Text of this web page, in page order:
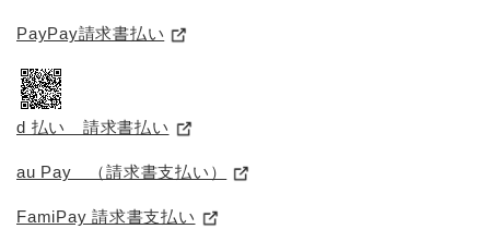
PayPay請求書払い
d 払い 請求書払い
au Pay （請求書支払い）
FamiPay 請求書支払い